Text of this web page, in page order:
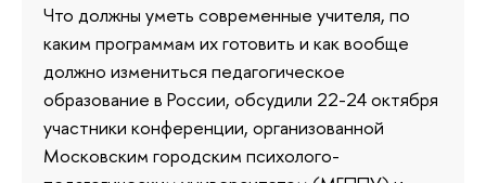
Что должны уметь современные учителя, по
каким программам их готовить и как вообще
должно измениться педагогическое
образование в России, обсудили 22-24 октября
участники конференции, организованной
Московским городским психолого-